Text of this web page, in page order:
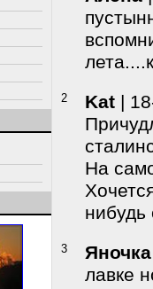
2 Kat |
На
нибудь
3 Яночка
лавке